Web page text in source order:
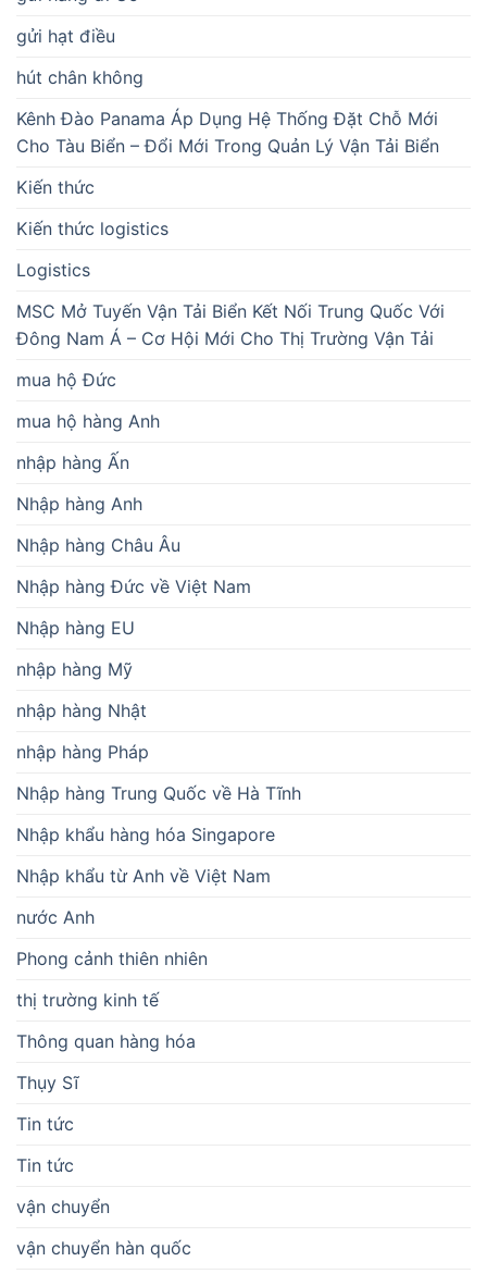
gửi hạt điều
hút chân không
Kênh Đào Panama Áp Dụng Hệ Thống Đặt Chỗ Mới
Cho Tàu Biển – Đổi Mới Trong Quản Lý Vận Tải Biển
Kiến thức
Kiến thức logistics
Logistics
MSC Mở Tuyến Vận Tải Biển Kết Nối Trung Quốc Với
Đông Nam Á – Cơ Hội Mới Cho Thị Trường Vận Tải
mua hộ Đức
mua hộ hàng Anh
nhập hàng Ấn
Nhập hàng Anh
Nhập hàng Châu Âu
Nhập hàng Đức về Việt Nam
Nhập hàng EU
nhập hàng Mỹ
nhập hàng Nhật
nhập hàng Pháp
Nhập hàng Trung Quốc về Hà Tĩnh
Nhập khẩu hàng hóa Singapore
Nhập khẩu từ Anh về Việt Nam
nước Anh
Phong cảnh thiên nhiên
thị trường kinh tế
Thông quan hàng hóa
Thụy Sĩ
Tin tức
Tin tức
vận chuyển
vận chuyển hàn quốc